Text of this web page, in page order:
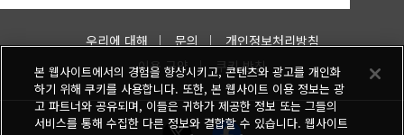
우리에 대해 문의
개인정보처리방침
이용 규약
쿠키 방침
본 웹사이트에서의 경험을 향상시키고, 콘텐츠와 광고를 개인화
하기 위해 쿠키를 사용합니다. 또한, 본 웹사이트 이용 정보는 광
고 파트너와 공유되며, 이들은 귀하가 제공한 정보 또는 그들의
서비스를 통해 수집한 다른 정보와 결합할 수 있습니다. 웹사이트